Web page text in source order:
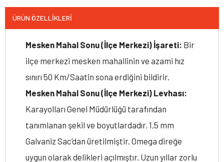
ÜRÜN ÖZELLIKLERI
Mesken Mahal Sonu (İlçe Merkezi) İşareti: Bir
ilçe merkezi mesken mahallinin ve azami hız
sınırı 50 Km/Saatin sona erdiğini bildirir.
Mesken Mahal Sonu (İlçe Merkezi) Levhası:
Karayolları Genel Müdürlüğü tarafından
tanımlanan şekil ve boyutlardadır. 1,5 mm
Galvaniz Sac’dan üretilmiştir. Omega direğe
uygun olarak delikleri açılmıştır. Uzun yıllar zorlu